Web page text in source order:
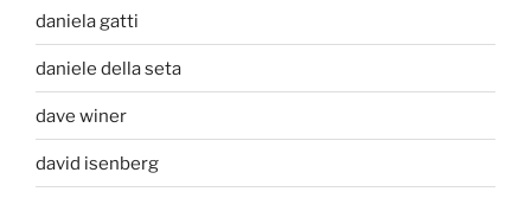
daniela gatti
daniele della seta
dave winer
david isenberg